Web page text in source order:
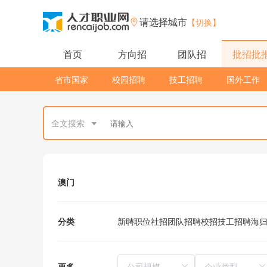
请选择城市 【切换】
首页 方向招 团队招 批招批
省市国家 校园招聘 技工招聘 国外工作
全文搜索
澳门
分类 新聘职位社招团队招聘校招技工招聘海